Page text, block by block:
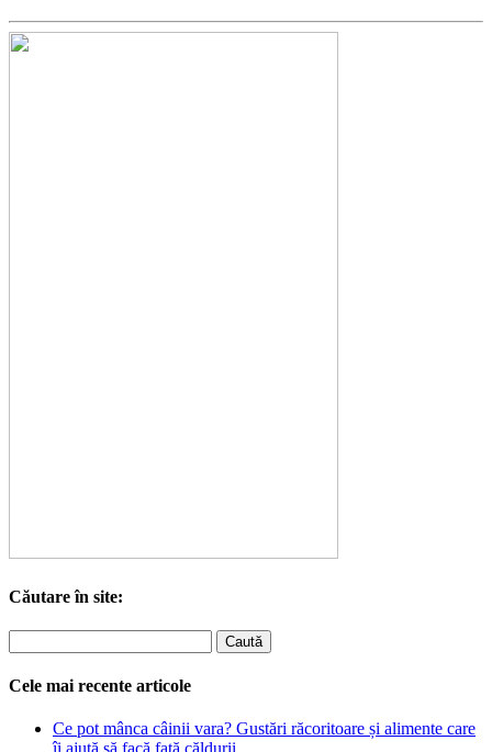
Căutare în site:
Cele mai recente articole
Ce pot mânca câinii vara? Gustări răcoritoare și alimente care